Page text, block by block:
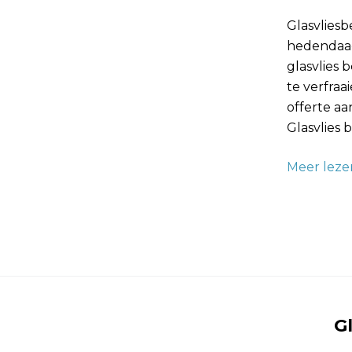
glasvlies
te
offerte
Glasvlies
Meer